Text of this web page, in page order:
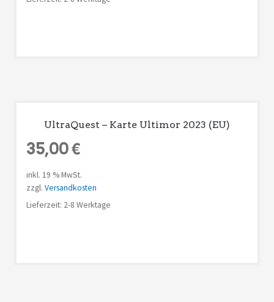
UltraQuest – Karte Ultimor 2023 (EU)
35,00€
inkl. 19 % MwSt.
zzgl. Versandkosten
Lieferzeit: 2-8 Werktage